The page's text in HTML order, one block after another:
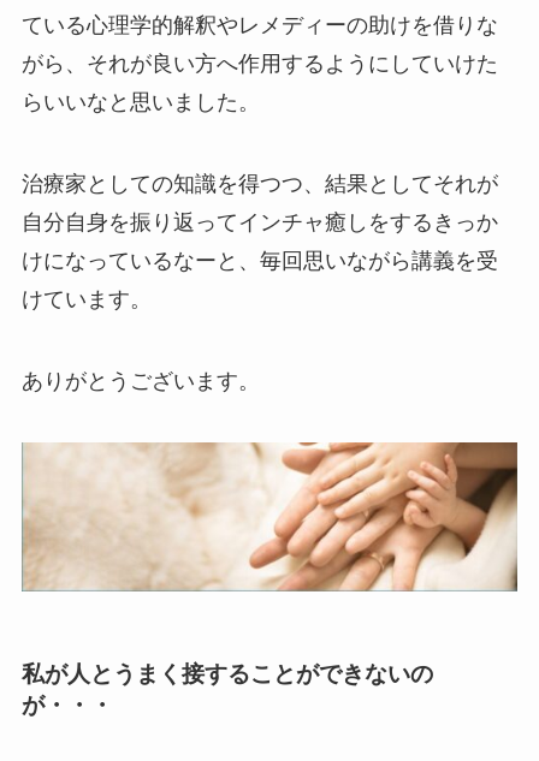
ている心理学的解釈やレメディーの助けを借りな
がら、それが良い方へ作用するようにしていけた
らいいなと思いました。
治療家としての知識を得つつ、結果としてそれが
自分自身を振り返ってインチャ癒しをするきっか
けになっているなーと、毎回思いながら講義を受
けています。
ありがとうございます。
私が人とうまく接することができないの
が・・・